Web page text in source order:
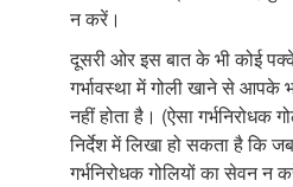
न करें।
दूसरी ओर इस बात के भी कोई
गर्भावस्था में गोली खाने से
नहीं होता है। (ऐसा गर्भनिरोधक
निर्देश में लिखा हो सकता है कि
गर्भनिरोधक गोलियों का सेवन न